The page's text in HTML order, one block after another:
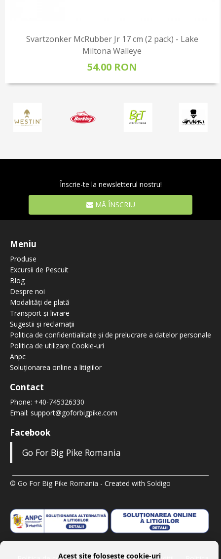
Svartzonker McRubber Jr 17 cm (2 pack) - Lake
Miltona Walleye
54.00 RON
Înscrie-te la newsletterul nostru!
MĂ ÎNSCRIU
Meniu
Produse
Excursii de Pescuit
Blog
Despre noi
Modalități de plată
Transport și livrare
Sugestii și reclamații
Politica de confidentialitate și de prelucrare a datelor personale
Politica de utilizare Cookie-uri
Anpc
Soluționarea online a litigiilor
Contact
Phone: +40-745326330
Email: support@goforbigpike.com
Facebook
Go For Big Pike Romania
© Go For Big Pike Romania - Created with Soldigo
Acest site folosește cookie-uri